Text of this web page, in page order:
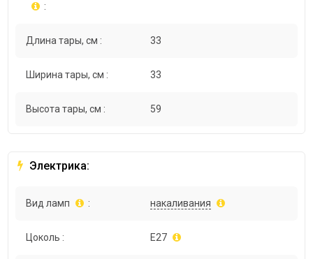
:
Длина тары, см : 33
Ширина тары, см : 33
Высота тары, см : 59
Электрика:
Вид ламп : накаливания
Цоколь : E27